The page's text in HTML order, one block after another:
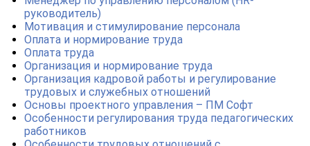
руководитель)
Мотивация и стимулирование персонала
Оплата и нормирование труда
Оплата труда
Организация и нормирование труда
Организация кадровой работы и регулирование
трудовых и служебных отношений
Основы проектного управления – ПМ Софт
Особенности регулирования труда педагогических
работников